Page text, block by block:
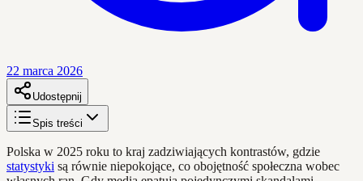
22 marca 2026
Udostępnij
Spis treści
Polska w 2025 roku to kraj zadziwiających kontrastów, gdzie
statystyki są równie niepokojące, co obojętność społeczna wobec